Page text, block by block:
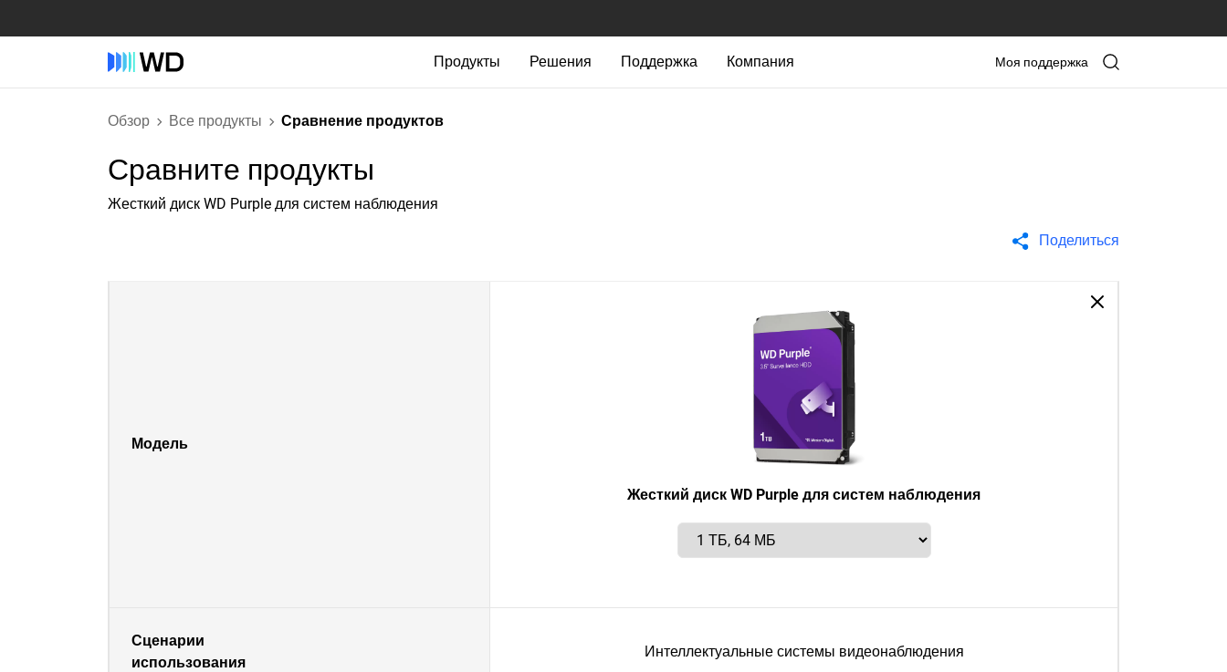
Продукты Решения Поддержка Компания Моя поддержка
Обзор Все продукты Сравнение продуктов
Сравните продукты
Жесткий диск WD Purple для систем наблюдения
Поделиться
Модель
Жесткий диск WD Purple для систем наблюдения
Сценарии
использования
Интеллектуальные системы видеонаблюдения